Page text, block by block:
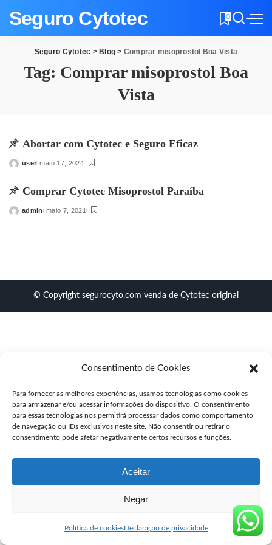
Consentimento de Cookies
Para fornecer as melhores experiências, usamos tecnologias como cookies
para armazenar e/ou acessar informações do dispositivo. O consentimento
para essas tecnologias nos permitirá processar dados como comportamento
de navegação ou IDs exclusivos neste site. Não consentir ou retirar o
consentimento pode afetar negativamente certos recursos e funções.
Aceitar
Negar
Política de cookiesDeclaração de privacidade
Seguro Cytotec 0
Seguro Cytotec > Blog > Comprar misoprostol Boa Vista
Tag: Comprar misoprostol Boa
Vista
Abortar com Cytotec e Seguro Eficaz
Posted
user maio 17, 2024
Comprar Cytotec Misoprostol Paraíba
Posted
admin maio 7, 2021
© Copyright segurocyto.com venda de Cytotec original